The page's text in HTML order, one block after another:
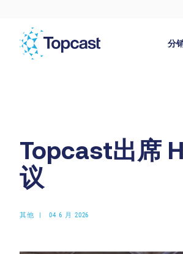
分
Topcast出席
议
其他 04 6 月 2026